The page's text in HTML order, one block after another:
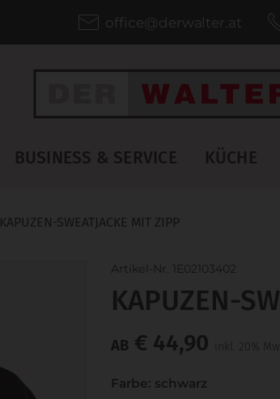
office@derwalter.at
BUSINESS & SERVICE KÜCHE
KAPUZEN-SWEATJACKE MIT ZIPP
Artikel-Nr. 1E02103402
KAPUZEN-
AB € 44,90 inkl. 20%
Farbe: schwarz